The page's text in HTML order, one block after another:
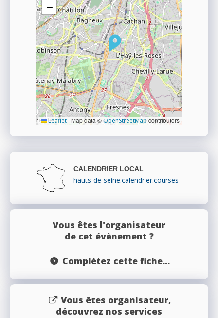
−
Leaflet | Map data ©OpenStreetMapcontributors
CALENDRIER LOCAL
hauts-de-seine.calendrier.courses
Vous êtes l'organisateur
de cet évènement ?
Complétez cette fiche...
Vous êtes organisateur,
découvrez nos services